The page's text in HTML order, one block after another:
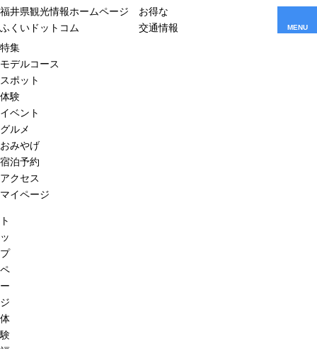
福井県観光情報ホームページ
ふくいドットコム
お得な
交通情報
MENU
特集
モデルコース
スポット
体験
イベント
グルメ
おみやげ
宿泊予約
アクセス
マイページ
ト
ッ
プ
ペ
ー
ジ
体
験